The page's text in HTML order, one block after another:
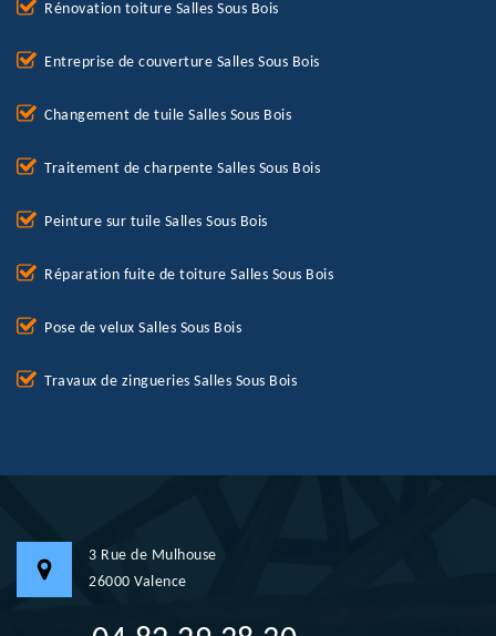
Rénovation toiture Salles Sous Bois
Entreprise de couverture Salles Sous Bois
Changement de tuile Salles Sous Bois
Traitement de charpente Salles Sous Bois
Peinture sur tuile Salles Sous Bois
Réparation fuite de toiture Salles Sous Bois
Pose de velux Salles Sous Bois
Travaux de zingueries Salles Sous Bois
3 Rue de Mulhouse
26000 Valence